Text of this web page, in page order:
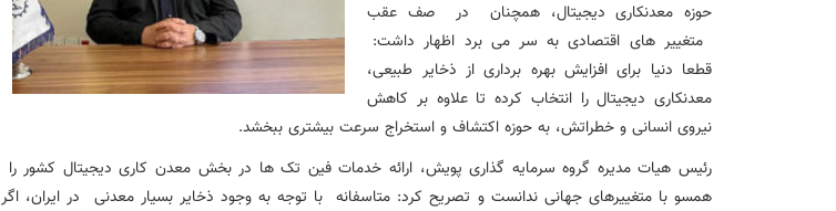
آغاز فرایند اجرایی طرح مولدسازی بعد از نوروز
طرح آتیه ملی ؛ محصول جدید و منحصربفرد بانک ملی ایران
حوزه معدنکاری دیجیتال، همچنان
در
صف عقب
متغییر های اقتصادی به سر می برد اظهار داشت:
قطعا دنیا برای افزایش بهره ‌برداری از ذخایر طبیعی،
معدنکاری دیجیتال را انتخاب کرده تا علاوه بر کاهش
نیروی انسانی و خطراتش، به حوزه اکتشاف و استخراج سرعت بیشتری ببخشد.
رئیس هیات مدیره گروه سرمایه گذاری پویش، ارائه خدمات فین تک ها در بخش معدن کاری دیجیتال کشور را
همسو با متغییرهای جهانی ندانست و تصریح کرد: متاسفانه با توجه به وجود ذخایر بسیار معدنی
در ایران، اگر